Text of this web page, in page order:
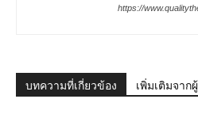
https://
บทความที่เกี่ยวข้อง เพิ่มเติมจาก